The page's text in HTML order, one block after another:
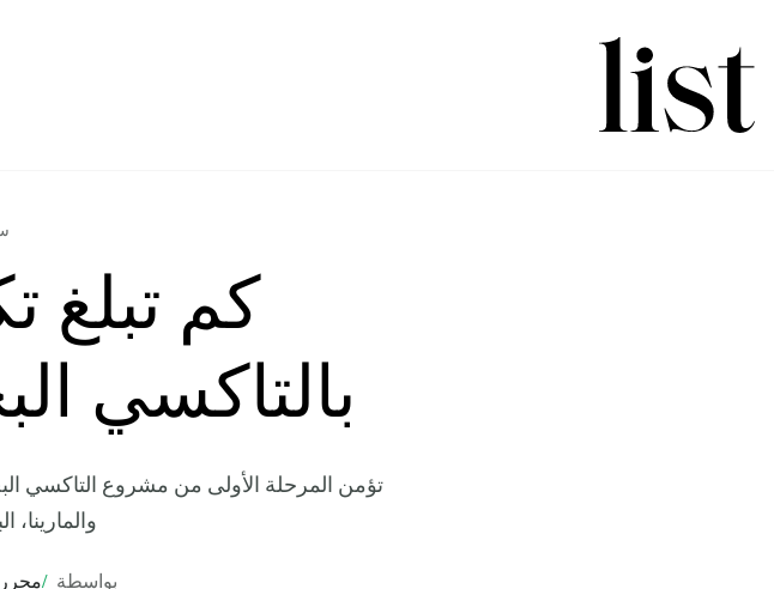
كم تبلغ
بالتاكسي
تؤمن المرحلة الأولى من مشروع التاكسي
والمارينا،
بواسطة /محرر LIST